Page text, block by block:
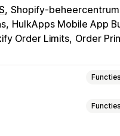
Shopify-beheercentrum
HulkApps Mobile App
Order Limits Order